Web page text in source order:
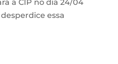
a CIP no dia 24/04
essa